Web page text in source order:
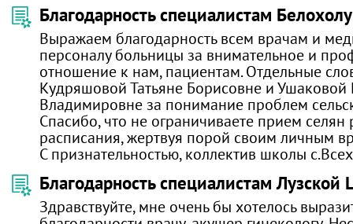
Благодарность специалистам
Выражаем благодарность всем врачам и
персоналу больницы за внимательное и
отношение к нам, пациентам. Отдельные
Кудряшовой Татьяне Борисовне и
Владимировне за понимание проблем
Спасибо, что не ограничиваете прием
расписания, жертвуя порой своим личным
С признательностью, коллектив школы
Благодарность специалистам Лузской
Здравствуйте, мне очень бы хотелось